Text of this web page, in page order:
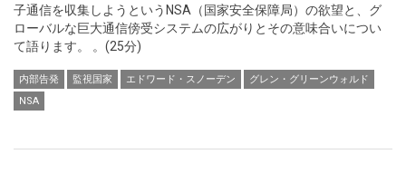
子通信を収集しようというNSA（国家安全保障局）の欲望と、グ
ローバルな巨大通信傍受システムの広がりとその意味合いについ
て語ります。 。(25分)
内部告発 監視国家 エドワード・スノーデン
グレン・グリーンウォルド
NSA